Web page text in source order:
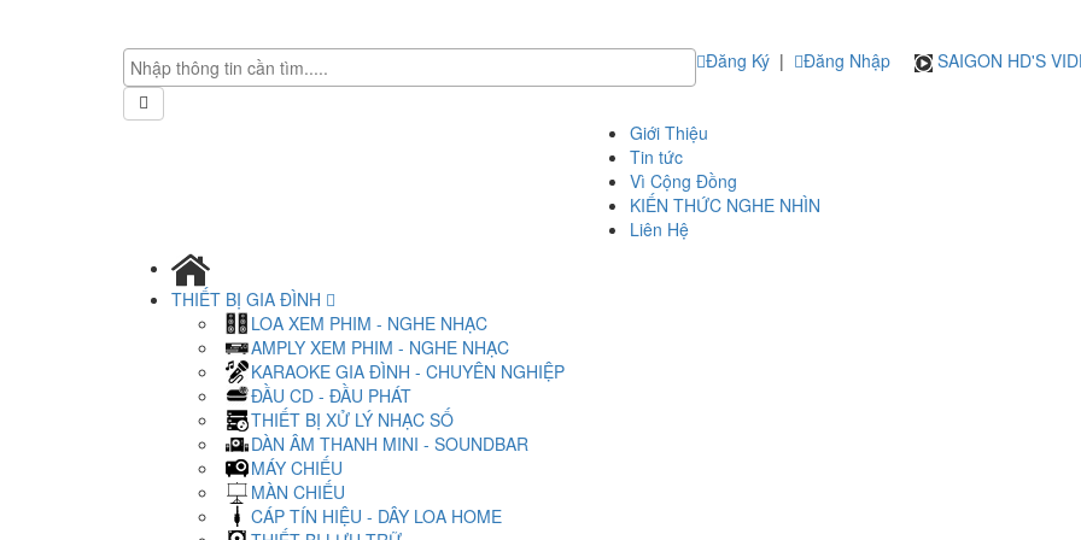
Đăng Ký | Đăng Nhập SAIGON HD'S
Giới Thiệu
Tin tức
Vì Cộng Đồng
KIẾN THỨC NGHE NHÌN
Liên Hệ
THIẾT BỊ GIA ĐÌNH
LOA XEM PHIM - NGHE NHẠC
AMPLY XEM PHIM - NGHE NHẠC
KARAOKE GIA ĐÌNH - CHUYÊN NGHIỆP
ĐẦU CD - ĐẦU PHÁT
THIẾT BỊ XỬ LÝ NHẠC SỐ
DÀN ÂM THANH MINI - SOUNDBAR
MÁY CHIẾU
MÀN CHIẾU
CÁP TÍN HIỆU - DÂY LOA HOME